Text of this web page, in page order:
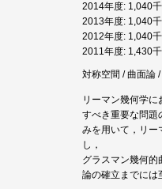
2014年度: 1,040
2013年度: 1,040
2012年度: 1,040
2011年度: 1,430
対称空間 / 曲面論
リーマン幾何学
すべき重要な問題
みを用いて，リー
し，
グラスマン幾何的
論の確立までには